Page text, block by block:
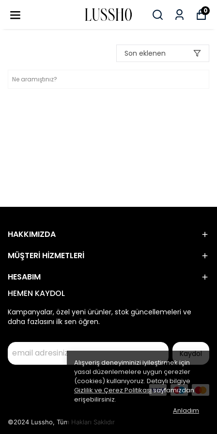
0
Alışveriş deneyiminizi iyileştirmek için
yasal düzenlemelere uygun çerezler
(cookies) kullanıyoruz. Detaylı bilgiye
Gizlilik ve Çerez Politikasısayfamızdan
erişebilirsiniz.
Anladım
Son eklenen
HAKKIMIZDA
MÜŞTERİ HİZMETLERİ
HESABIM
HEMEN KAYDOL
Kampanyalar, özel yeni ürünler, stok güncellemeleri ve
daha fazlasını ilk sen öğren.
Kaydol
©2024 Lussho, Tüm Hakları Saklıdır